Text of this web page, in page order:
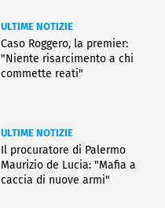
ULTIME NOTIZIE
Caso Roggero, la premier:
"Niente risarcimento a chi
commette reati"
ULTIME NOTIZIE
Il procuratore di Palermo
Maurizio de Lucia: "Mafia a
caccia di nuove armi"